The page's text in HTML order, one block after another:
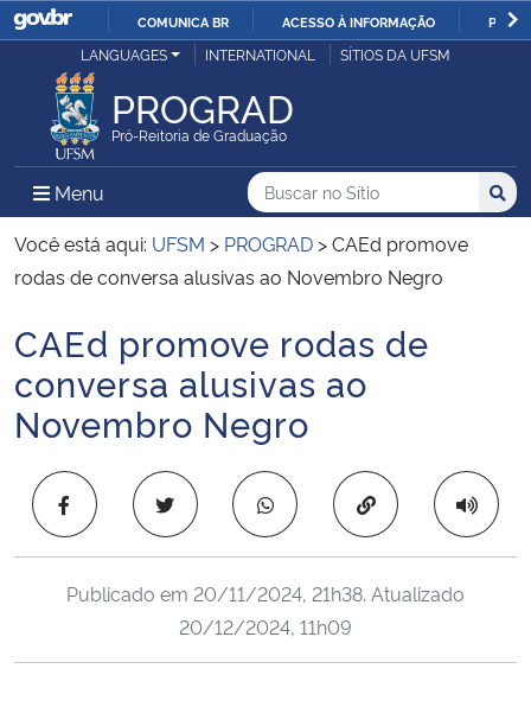
IR
O
COMUNICA BR ACESSO À INFORMAÇÃO
Ministério da Justiça e Segurança Pública
Ministério da Defesa
Ministério das Relações Exteriores
Ministério da Infraestrutura
Ministério da Agricultura, Pecuária e Abastecimento
Ministério da Educação
LANGUAGES INTERNATIONAL SÍTIOS DA UFSM
PROGRAD
Pró-Reitoria de Graduação
Menu Menu Principal do Sítio
Busca
Buscar no no Sítio
Busca:
Você está aqui: UFSM > PROGRAD >CAEd promove
rodas de conversa alusivas ao Novembro Negro
Início do conteúdo
CAEd promove rodas de
conversa alusivas ao
Novembro Negro
Copiar para área
Publicado em 20/11/2024, 21h38. Atualizado
20/12/2024, 11h09